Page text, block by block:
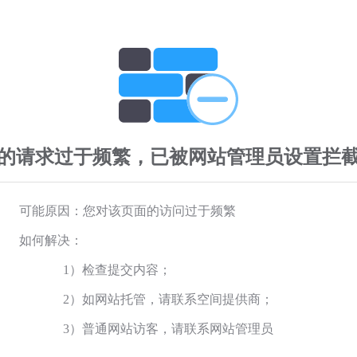
请求过于频繁，已被网站管理员设置拦
可能原因：您对该页面的访问过于频繁
如何解决：
1）检查提交内容；
2）如网站托管，请联系空间提供商；
3）普通网站访客，请联系网站管理员